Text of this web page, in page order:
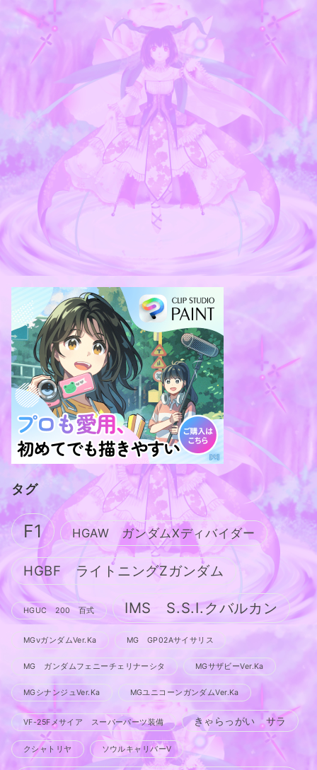
タグ
F1 HGAW ガンダムXディバイダー
HGBF ライトニングZガンダム
HGUC 200 百式 IMS S.S.I.クバルカン
MGνガンダムVer.Ka MG GP02Aサイサリス
MG ガンダムフェニーチェリナーシタ MGサザビーVer.Ka
MGシナンジュVer.Ka MGユニコーンガンダムVer.Ka
VF-25Fメサイア スーパーパーツ装備 きゃらっがい サラ
クシャトリヤ ソウルキャリバーV